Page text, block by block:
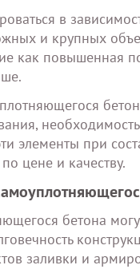
в
и крупных
как повышенная
элементы при
цене и качеству.
бетона
заливки и